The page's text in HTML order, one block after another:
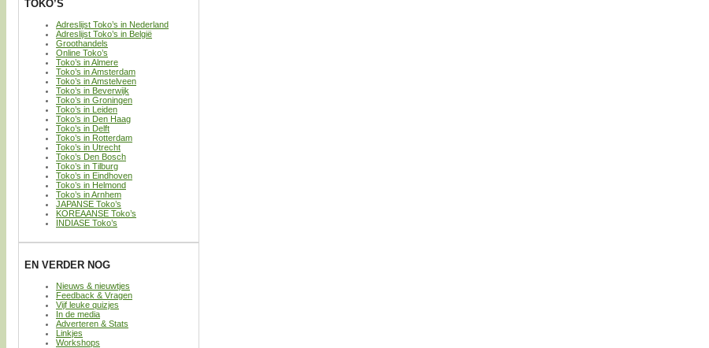
TOKO’S
Adreslijst Toko’s in Nederland
Adreslijst Toko’s in België
Groothandels
Online Toko’s
Toko’s in Almere
Toko’s in Amsterdam
Toko’s in Amstelveen
Toko’s in Beverwijk
Toko’s in Groningen
Toko’s in Leiden
Toko’s in Den Haag
Toko’s in Delft
Toko’s in Rotterdam
Toko’s in Utrecht
Toko’s Den Bosch
Toko’s in Tilburg
Toko’s in Eindhoven
Toko’s in Helmond
Toko’s in Arnhem
JAPANSE Toko’s
KOREAANSE Toko’s
INDIASE Toko’s
EN VERDER NOG
Nieuws & nieuwtjes
Feedback & Vragen
Vijf leuke quizjes
In de media
Adverteren & Stats
Linkjes
Workshops